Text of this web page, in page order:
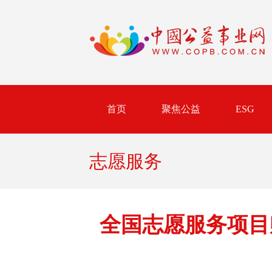
首页 聚焦公益 ESG
志愿服务
全国志愿服务项